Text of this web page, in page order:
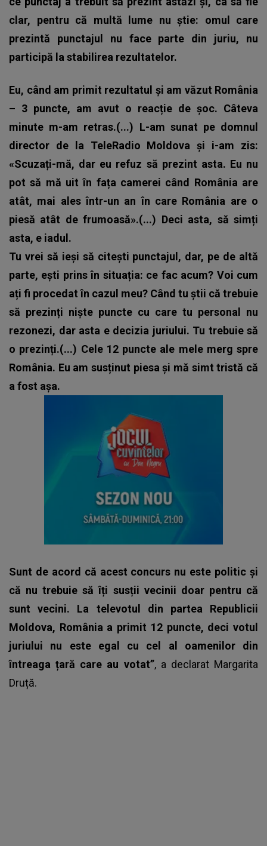
clar, pentru că multă lume nu știe: omul care
prezintă punctajul nu face parte din juriu, nu
participă la stabilirea rezultatelor.
Eu, când am primit rezultatul și am văzut România
– 3 puncte, am avut o reacție de șoc. Câteva
minute m-am retras.(...) L-am sunat pe domnul
director de la TeleRadio Moldova și i-am zis:
«Scuzați-mă, dar eu refuz să prezint asta. Eu nu
pot să mă uit în fața camerei când România are
atât, mai ales într-un an în care România are o
piesă atât de frumoasă».(...) Deci asta, să simți
asta, e iadul.
Tu vrei să ieși să citești punctajul, dar, pe de altă
parte, ești prins în situația: ce fac acum? Voi cum
ați fi procedat în cazul meu? Când tu știi că trebuie
să prezinți niște puncte cu care tu personal nu
rezonezi, dar asta e decizia juriului. Tu trebuie să
o prezinți.(...) Cele 12 puncte ale mele merg spre
România. Eu am susținut piesa și mă simt tristă că
a fost așa.
Sunt de acord că acest concurs nu este politic și
că nu trebuie să îți susții vecinii doar pentru că
sunt vecini. La televotul din partea Republicii
Moldova, România a primit 12 puncte, deci votul
juriului nu este egal cu cel al oamenilor din
întreaga țară care au votat”, a declarat Margarita
Druță.